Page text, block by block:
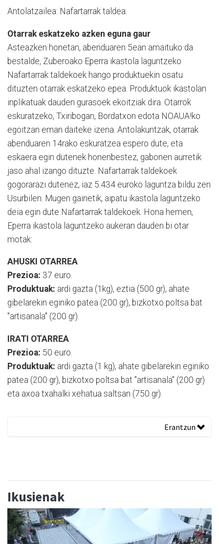
Antolatzailea: Nafartarrak taldea.
Otarrak eskatzeko azken eguna gaur
Asteazken honetan, abenduaren 5ean amaituko da
bestalde, Zuberoako Eperra ikastola laguntzeko
Nafartarrak taldekoek hango produktuekin osatu
dituzten otarrak eskatzeko epea. Produktuok ikastolan
inplikatuak dauden gurasoek ekoitziak dira. Otarrok
eskuratzeko, Txiribogan, Bordatxon edota NOAUA!ko
egoitzan eman daiteke izena. Antolakuntzak, otarrak
abenduaren 14rako eskuratzea espero dute, eta
eskaera egin dutenek honenbestez, gabonen aurretik
jaso ahal izango dituzte. Nafartarrak taldekoek
gogorarazi dutenez, iaz 5.434 euroko laguntza bildu zen
Usurbilen. Mugen gainetik, aipatu ikastola laguntzeko
deia egin dute Nafartarrak taldekoek. Hona hemen,
Eperra ikastola laguntzeko aukeran dauden bi otar
motak:
AHUSKI OTARREA
Prezioa: 37 euro.
Produktuak: ardi gazta (1kg), eztia (500 gr), ahate
gibelarekin eginiko patea (200 gr), bizkotxo poltsa bat
"artisanala" (200 gr).
IRATI OTARREA
Prezioa: 50 euro.
Produktuak: ardi gazta (1 kg), ahate gibelarekin eginiko
patea (200 gr), bizkotxo poltsa bat "artisanala" (200 gr)
eta axoa txahalki xehatua saltsan (750 gr).
Erantzun
Ikusienak